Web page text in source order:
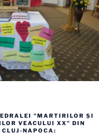
"MARTIRILOR ȘI
VEACULUI XX" DIN
NAPOCA: